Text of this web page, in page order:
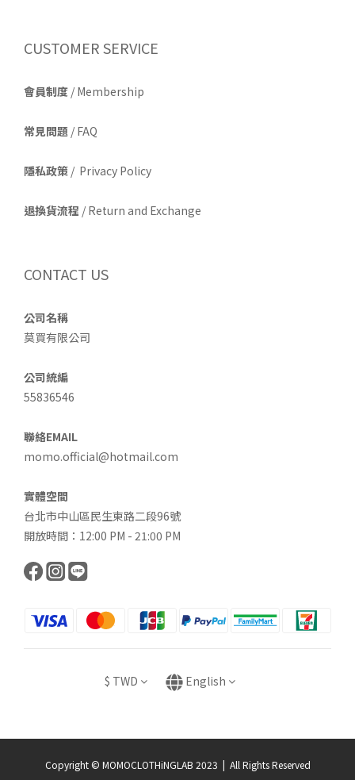
CUSTOMER SERVICE
會員制度 / Membership
常見問題 / FAQ
隱私政策 / Privacy Policy
退換貨流程 / Return and Exchange
CONTACT US
公司名稱
莫買有限公司
公司統編
55836546
聯絡EMAIL
momo.official@hotmail.com
實體空間
台北市中山區民生東路二段96號
開放時間：12:00 PM - 21:00 PM
$ TWD English
Copyright © MOMOCLOTHiNGLAB 2023 | All Rights Reserved